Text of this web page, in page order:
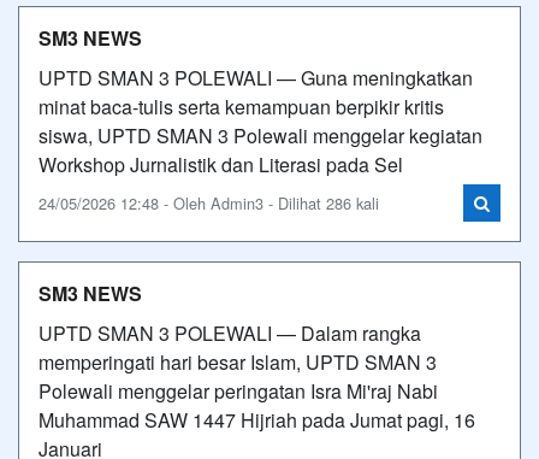
SM3 NEWS
UPTD SMAN 3 POLEWALI — Guna meningkatkan
minat baca-tulis serta kemampuan berpikir kritis
siswa, UPTD SMAN 3 Polewali menggelar kegiatan
Workshop Jurnalistik dan Literasi pada Sel
24/05/2026 12:48 - Oleh Admin3 - Dilihat 286 kali
SM3 NEWS
UPTD SMAN 3 POLEWALI — Dalam rangka
memperingati hari besar Islam, UPTD SMAN 3
Polewali menggelar peringatan Isra Mi'raj Nabi
Muhammad SAW 1447 Hijriah pada Jumat pagi, 16
Januari